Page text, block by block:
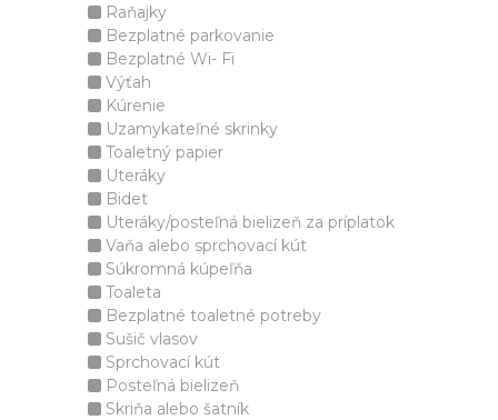
Raňajky
Bezplatné parkovanie
Bezplatné Wi- Fi
Výťah
Kúrenie
Uzamykateľné skrinky
Toaletný papier
Uteráky
Bidet
Uteráky/posteľná bielizeň za príplatok
Vaňa alebo sprchovací kút
Súkromná kúpeľňa
Toaleta
Bezplatné toaletné potreby
Sušič vlasov
Sprchovací kút
Posteľná bielizeň
Skriňa alebo šatník